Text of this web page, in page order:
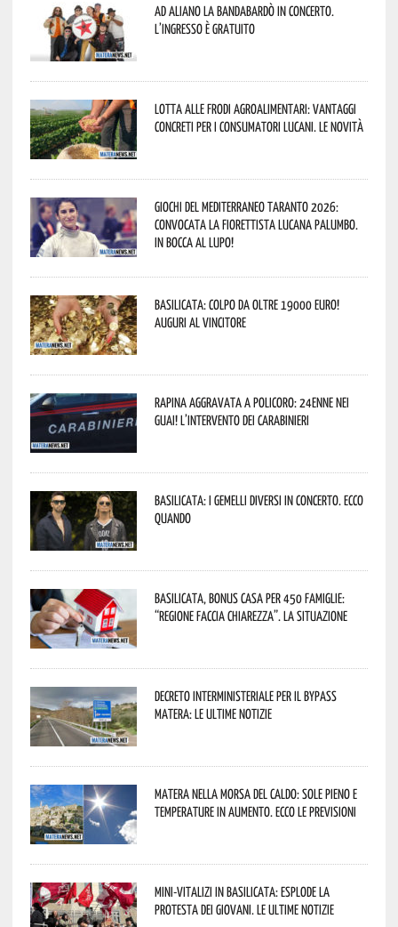
Ad Aliano la Bandabardò in concerto.
L’ingresso è gratuito
Lotta alle frodi agroalimentari: vantaggi
concreti per i consumatori lucani. Le novità
Giochi del Mediterraneo Taranto 2026:
convocata la fiorettista lucana Palumbo.
In bocca al lupo!
Basilicata: colpo da oltre 19000 Euro!
Auguri al vincitore
Rapina aggravata a Policoro: 24enne nei
guai! L’intervento dei Carabinieri
Basilicata: i Gemelli DiVersi in concerto. Ecco
quando
Basilicata, Bonus casa per 450 famiglie:
“Regione faccia chiarezza”. La situazione
Decreto interministeriale per il Bypass
Matera: le ultime notizie
Matera nella morsa del caldo: sole pieno e
temperature in aumento. Ecco le previsioni
Mini-vitalizi in Basilicata: esplode la
protesta dei giovani. Le ultime notizie